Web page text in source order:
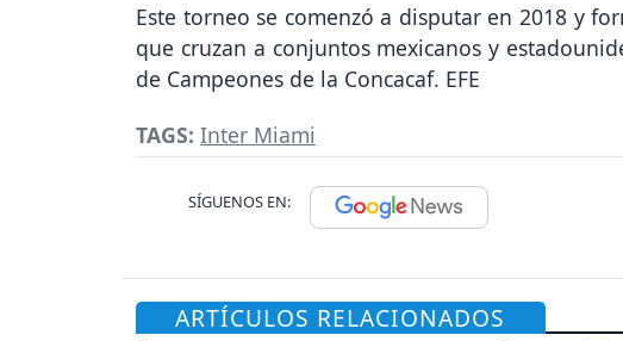
Este torneo se comenzó a disputar en 2018 y
que cruzan a conjuntos mexicanos y
de Campeones de la Concacaf. EFE
TAGS: Inter Miami
SÍGUENOS EN:
ARTÍCULOS RELACIONADOS